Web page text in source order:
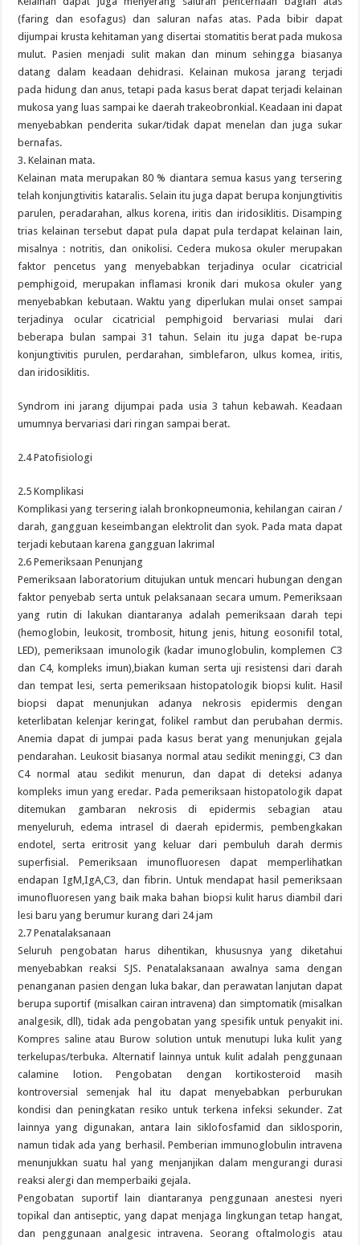
(faring dan esofagus) dan saluran nafas atas. Pada bibir dapat
dijumpai krusta kehitaman yang disertai stomatitis berat pada mukosa
mulut. Pasien menjadi sulit makan dan minum sehingga biasanya
datang dalam keadaan dehidrasi. Kelainan mukosa jarang terjadi
pada hidung dan anus, tetapi pada kasus berat dapat terjadi kelainan
mukosa yang luas sampai ke daerah trakeobronkial. Keadaan ini dapat
menyebabkan penderita sukar/tidak dapat menelan dan juga sukar
bernafas.
3. Kelainan mata.
Kelainan mata merupakan 80 % diantara semua kasus yang tersering
telah konjungtivitis kataralis. Selain itu juga dapat berupa konjungtivitis
parulen, peradarahan, alkus korena, iritis dan iridosiklitis. Disamping
trias kelainan tersebut dapat pula dapat pula terdapat kelainan lain,
misalnya : notritis, dan onikolisi. Cedera mukosa okuler merupakan
faktor pencetus yang menyebabkan terjadinya ocular cicatricial
pemphigoid, merupakan inflamasi kronik dari mukosa okuler yang
menyebabkan kebutaan. Waktu yang diperlukan mulai onset sampai
terjadinya ocular cicatricial pemphigoid bervariasi mulai dari
beberapa bulan sampai 31 tahun. Selain itu juga dapat be-rupa
konjungtivitis purulen, perdarahan, simblefaron, ulkus komea, iritis,
dan iridosiklitis.
Syndrom ini jarang dijumpai pada usia 3 tahun kebawah. Keadaan
umumnya bervariasi dari ringan sampai berat.
2.4 Patofisiologi
2.5 Komplikasi
Komplikasi yang tersering ialah bronkopneumonia, kehilangan cairan /
darah, gangguan keseimbangan elektrolit dan syok. Pada mata dapat
terjadi kebutaan karena gangguan lakrimal
2.6 Pemeriksaan Penunjang
Pemeriksaan laboratorium ditujukan untuk mencari hubungan dengan
faktor penyebab serta untuk pelaksanaan secara umum. Pemeriksaan
yang rutin di lakukan diantaranya adalah pemeriksaan darah tepi
(hemoglobin, leukosit, trombosit, hitung jenis, hitung eosonifil total,
LED), pemeriksaan imunologik (kadar imunoglobulin, komplemen C3
dan C4, kompleks imun),biakan kuman serta uji resistensi dari darah
dan tempat lesi, serta pemeriksaan histopatologik biopsi kulit. Hasil
biopsi dapat menunjukan adanya nekrosis epidermis dengan
keterlibatan kelenjar keringat, folikel rambut dan perubahan dermis.
Anemia dapat di jumpai pada kasus berat yang menunjukan gejala
pendarahan. Leukosit biasanya normal atau sedikit meninggi, C3 dan
C4 normal atau sedikit menurun, dan dapat di deteksi adanya
kompleks imun yang eredar. Pada pemeriksaan histopatologik dapat
ditemukan gambaran nekrosis di epidermis sebagian atau
menyeluruh, edema intrasel di daerah epidermis, pembengkakan
endotel, serta eritrosit yang keluar dari pembuluh darah dermis
superfisial. Pemeriksaan imunofluoresen dapat memperlihatkan
endapan IgM,IgA,C3, dan fibrin. Untuk mendapat hasil pemeriksaan
imunofluoresen yang baik maka bahan biopsi kulit harus diambil dari
lesi baru yang berumur kurang dari 24 jam
2.7 Penatalaksanaan
Seluruh pengobatan harus dihentikan, khususnya yang diketahui
menyebabkan reaksi SJS. Penatalaksanaan awalnya sama dengan
penanganan pasien dengan luka bakar, dan perawatan lanjutan dapat
berupa suportif (misalkan cairan intravena) dan simptomatik (misalkan
analgesik, dll), tidak ada pengobatan yang spesifik untuk penyakit ini.
Kompres saline atau Burow solution untuk menutupi luka kulit yang
terkelupas/terbuka. Alternatif lainnya untuk kulit adalah penggunaan
calamine lotion. Pengobatan dengan kortikosteroid masih
kontroversial semenjak hal itu dapat menyebabkan perburukan
kondisi dan peningkatan resiko untuk terkena infeksi sekunder. Zat
lainnya yang digunakan, antara lain siklofosfamid dan siklosporin,
namun tidak ada yang berhasil. Pemberian immunoglobulin intravena
menunjukkan suatu hal yang menjanjikan dalam mengurangi durasi
reaksi alergi dan memperbaiki gejala.
Pengobatan suportif lain diantaranya penggunaan anestesi nyeri
topikal dan antiseptic, yang dapat menjaga lingkungan tetap hangat,
dan penggunaan analgesic intravena. Seorang oftalmologis atau